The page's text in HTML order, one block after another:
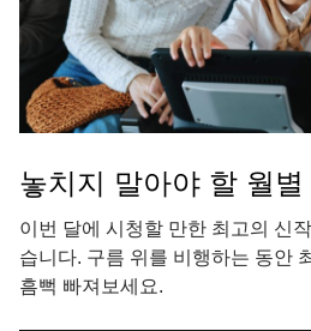
놓치지 말아야 할 월별
이번 달에 시청할 만한 최고의 신
습니다. 구름 위를 비행하는 동안
흠뻑 빠져보세요.